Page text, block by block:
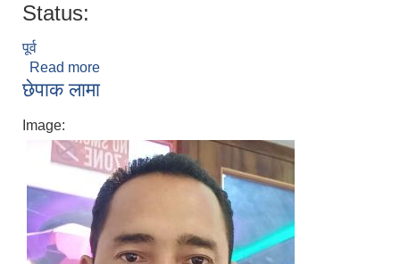
Status:
पूर्व
Read more
छेपाक लामा
Image: